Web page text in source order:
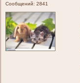
Сообщений: 2841